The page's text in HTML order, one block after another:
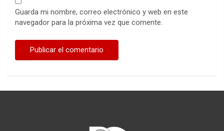
Guarda mi nombre, correo electrónico y web en este
navegador para la próxima vez que comente.